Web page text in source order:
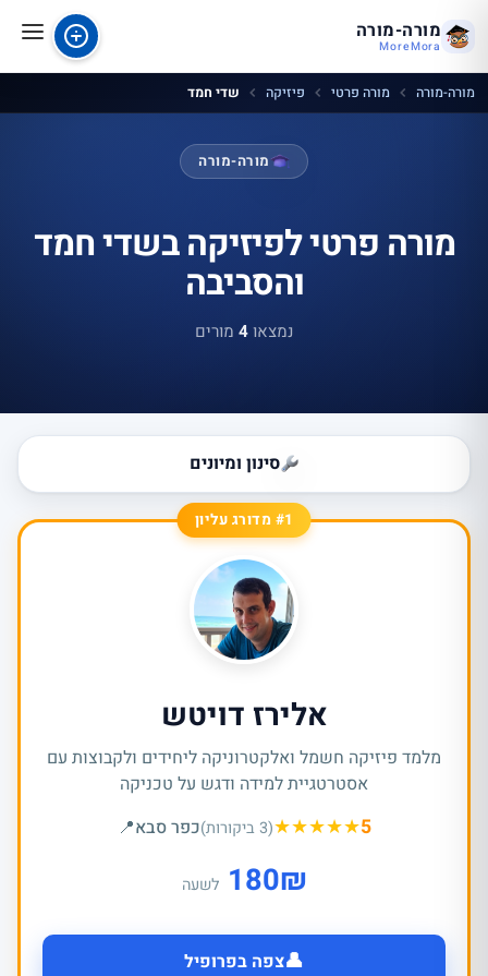
מורה-מורה
MoreMora
מורה-מורה מורה פרטי פיזיקה שדי חמד
מורה-מורה
מורה פרטי לפיזיקה בשדי חמד
והסביבה
נמצאו4 מורים
סינון ומיונים
#1 מדורג עליון
אלירז דויטש
מלמד פיזיקה חשמל ואלקטרוניקה ליחידים ולקבוצות עם
אסטרטגיית למידה ודגש על טכניקה
(3 ביקורות)★★★★★5 כפר סבא📍
₪
180 לשעה
👤צפה בפרופיל